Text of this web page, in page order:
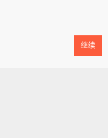
继续